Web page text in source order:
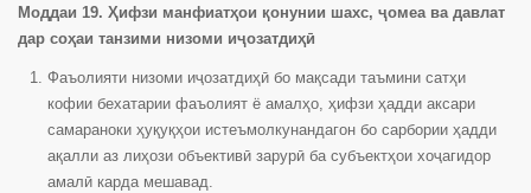
Моддаи 19. Ҳифзи манфиатҳои қонунии шахс, ҷомеа ва давлат
дар соҳаи танзими низоми иҷозатдиҳӣ
Фаъолияти низоми иҷозатдиҳӣ бо мақсади таъмини сатҳи
кофии бехатарии фаъолият ё амалҳо, ҳифзи ҳадди аксари
самараноки ҳуқуқҳои истеъмолкунандагон бо сарбории ҳадди
ақалли аз лиҳози объективӣ зарурӣ ба субъектҳои хоҷагидор
амалӣ карда мешавад.